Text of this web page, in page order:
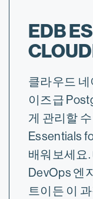
EDB
클라우드
이즈급
게 관리할
Essentials
배워보세요
DevOps 엔
트이든 이